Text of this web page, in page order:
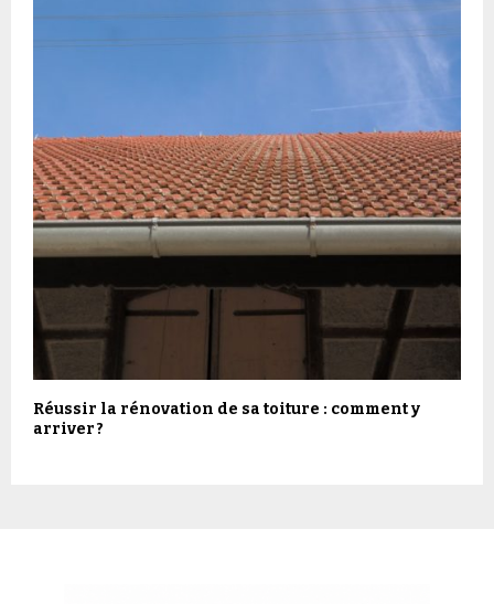
Réussir la rénovation de sa toiture : comment y
arriver ?